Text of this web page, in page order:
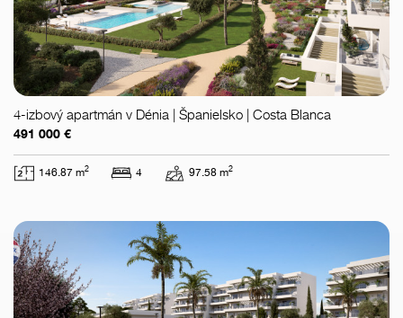
4-izbový apartmán v Dénia | Španielsko | Costa Blanca
491 000 €
146.87 m2 4 97.58 m2